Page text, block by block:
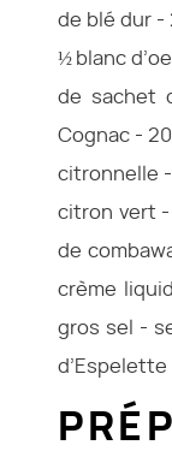
de blé dur -
½ blanc
de sachet
Cognac -
citronnelle -
citron vert -
de
crème
gros sel -
d’Espelette